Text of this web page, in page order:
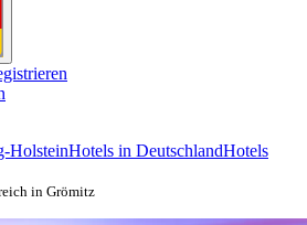
HolsteinHotels in DeutschlandHotels
in Grömitz